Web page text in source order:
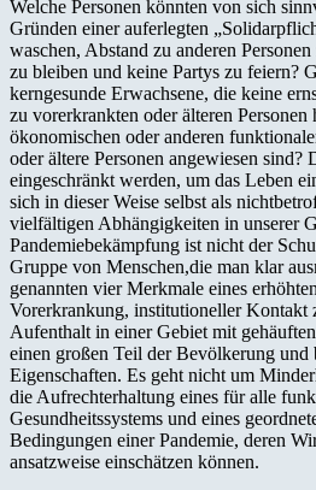
Welche Personen könnten von sich
Gründen einer auferlegten
waschen, Abstand zu anderen
zu bleiben und keine Partys zu feiern?
kerngesunde Erwachsene, die keine
zu vorerkrankten oder älteren
ökonomischen oder anderen
oder ältere Personen angewiesen sind?
eingeschränkt werden, um das Leben
sich in dieser Weise selbst als
vielfältigen Abhängigkeiten in unserer
Pandemiebekämpfung ist nicht der
Gruppe von Menschen,die man klar
genannten vier Merkmale eines
Vorerkrankung, institutioneller Kontakt
Aufenthalt in einer Gebiet mit
einen großen Teil der Bevölkerung und
Eigenschaften. Es geht nicht um
die Aufrechterhaltung eines für alle
Gesundheitssystems und eines
Bedingungen einer Pandemie, deren
ansatzweise einschätzen können.